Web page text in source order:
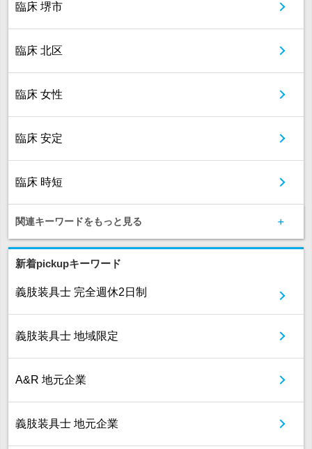
臨床 堺市
臨床 北区
臨床 女性
臨床 安定
臨床 時短
関連キーワードをもっと見る
新着pickupキーワード
義肢装具士 完全週休2日制
義肢装具士 地域限定
A&R 地元企業
義肢装具士 地元企業